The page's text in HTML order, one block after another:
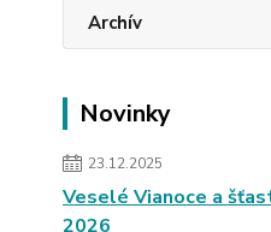
Archív
Novinky
23.12.2025
Veselé Vianoce a
2026